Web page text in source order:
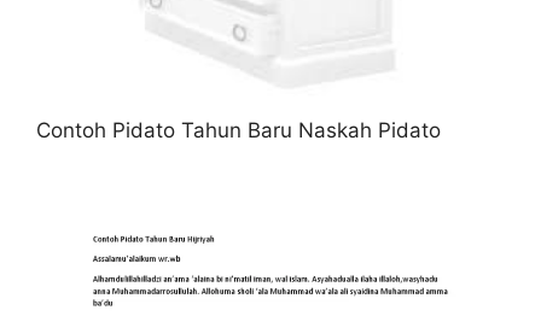
Contoh Pidato Tahun Baru Naskah Pidato